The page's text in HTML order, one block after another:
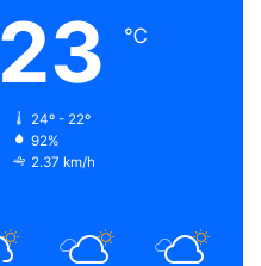
23 ℃
24º - 22º
92%
2.37 km/h